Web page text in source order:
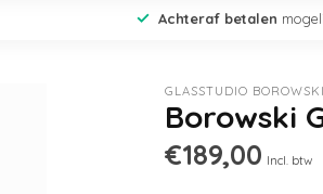
Achteraf betalen
GLASSTUDIO BOROWSKI
Borowski
€189,00 Incl. btw